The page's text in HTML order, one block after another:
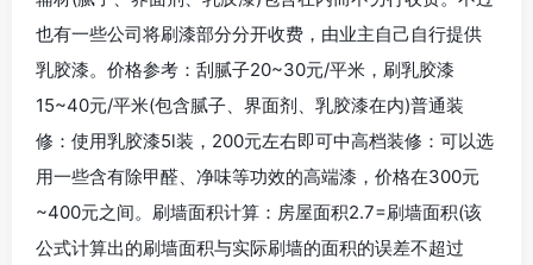
也有一些公司将刷漆部分分开收费，由业主自己自行提供
乳胶漆。价格参考：刮腻子20~30元/平米，刷乳胶漆
15~40元/平米(包含腻子、界面剂、乳胶漆在内)普通装
修：使用乳胶漆5l装，200元左右即可中高档装修：可以选
用一些含有除甲醛、净味等功效的高端漆，价格在300元
~400元之间。刷墙面积计算：房屋面积2.7=刷墙面积(该
公式计算出的刷墙面积与实际刷墙的面积的误差不超过